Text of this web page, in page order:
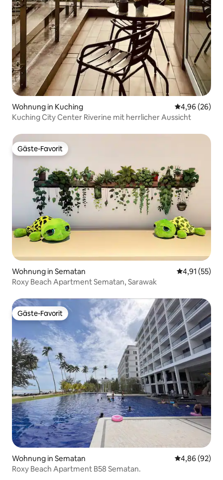
Wohnung in Kuching
4,96 (26)
Kuching City Center Riverine mit herrlicher Aussicht
Gäste-Favorit
Gäste-Favorit
Wohnung in Sematan
4,91 (55)
Roxy Beach Apartment Sematan, Sarawak
Gäste-Favorit
Gäste-Favorit
Wohnung in Sematan
4,86 (92)
Roxy Beach Apartment B58 Sematan.